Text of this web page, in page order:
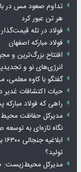
هر تن عبور کرد
فولاد در تله
فولاد مبارکه اصفهان
افتتاح بزرگ‌ترین و
انرژی‌های نو و
گفتگو با کاوه
حیات اکتشافات غدیر
راهی که فولاد
مدیرکل حفاظت
نگاه تازه‌ای به
تولید؟
مدیرکل محیط‌زیست: